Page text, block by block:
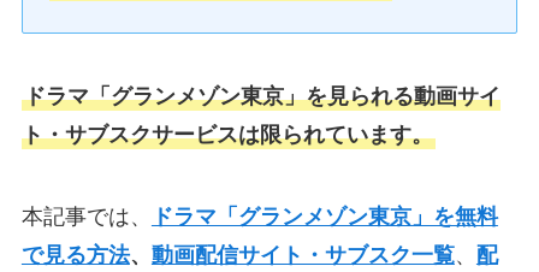
ドラマ「グランメゾン東京」を見られる動画サイ
ト・サブスクサービスは限られています。
本記事では、
ドラマ「グランメゾン東京」を無料
で見る方法、 動画配信サイト・サブスク一覧、 配